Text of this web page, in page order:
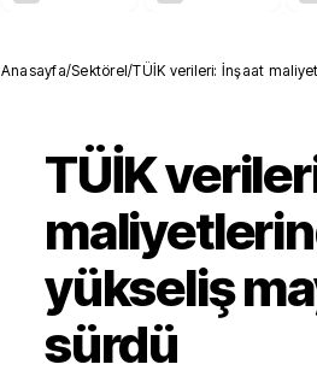
Anasayfa/Sektörel/TÜİK verileri: İnşaat
TÜİK
yükseliş
sürdü